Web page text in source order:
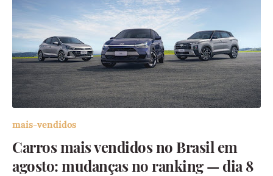
mais-vendidos
Carros mais vendidos no Brasil em
agosto: mudanças no ranking — dia 8